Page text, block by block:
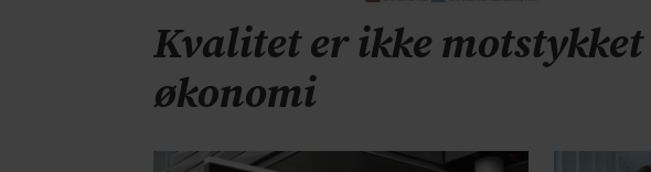
Kvalitet er ikke
økonomi